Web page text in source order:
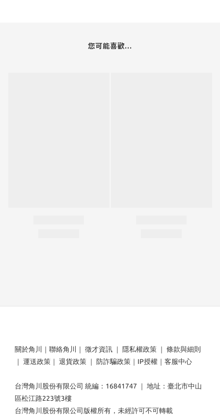
您可能喜歡...
關於角川 ｜ 聯絡角川 ｜ 徵才資訊 ｜ 隱私權政策 ｜ 條款與細則
｜ 運送政策 ｜ 退貨政策 ｜ 防詐騙政策 ｜ IP授權 ｜ 客服中心
台灣角川股份有限公司 統編：16841747 ｜ 地址：臺北市中山
區松江路223號3樓
台灣角川股份有限公司版權所有，未經許可不可轉載